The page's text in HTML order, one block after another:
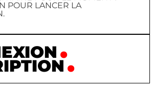
POUR LANCER LA